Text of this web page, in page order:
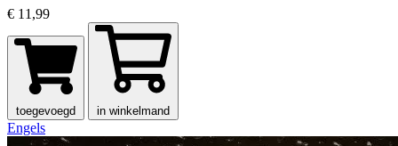
€ 11,99
toegevoegd in winkelmand
Engels